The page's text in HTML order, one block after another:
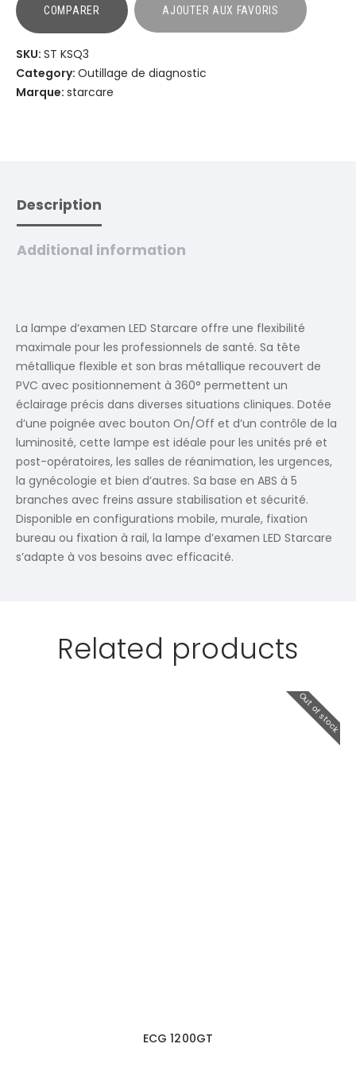
COMPARER AJOUTER AUX FAVORIS
SKU: ST KSQ3
Category: Outillage de diagnostic
Marque: starcare
Description
Additional information
La lampe d’examen LED Starcare offre une flexibilité
maximale pour les professionnels de santé. Sa tête
métallique flexible et son bras métallique recouvert de
PVC avec positionnement à 360° permettent un
éclairage précis dans diverses situations cliniques. Dotée
d’une poignée avec bouton On/Off et d’un contrôle de la
luminosité, cette lampe est idéale pour les unités pré et
post-opératoires, les salles de réanimation, les urgences,
la gynécologie et bien d’autres. Sa base en ABS à 5
branches avec freins assure stabilisation et sécurité.
Disponible en configurations mobile, murale, fixation
bureau ou fixation à rail, la lampe d’examen LED Starcare
s’adapte à vos besoins avec efficacité.
Related products
Out of stock
ECG 1200GT